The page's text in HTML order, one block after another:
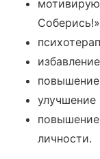
улучшение
личности.